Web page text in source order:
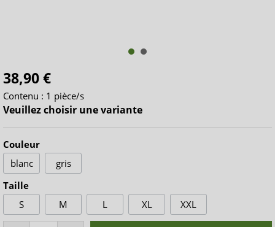
38,90 €
Contenu : 1 pièce/s
Veuillez choisir une variante
Couleur
blanc
gris
Taille
S
M L XL XXL